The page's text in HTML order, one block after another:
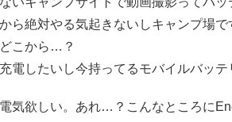
ら絶対やる気起きないしキャンプ場
こから…？
電したいし今持ってるモバイルバッテ
気欲しい。あれ…？こんなところに